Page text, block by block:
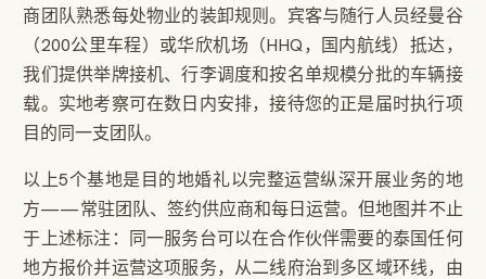
商团队熟悉每处物业的装卸规则。宾客与随行人员经曼谷
（200公里车程）或华欣机场（HHQ，国内航线）抵达，
我们提供举牌接机、行李调度和按名单规模分批的车辆接
载。实地考察可在数日内安排，接待您的正是届时执行项
目的同一支团队。
以上5个基地是目的地婚礼以完整运营纵深开展业务的地
方——常驻团队、签约供应商和每日运营。但地图并不止
于上述标注：同一服务台可以在合作伙伴需要的泰国任何
地方报价并运营这项服务，从二线府治到多区域环线，由